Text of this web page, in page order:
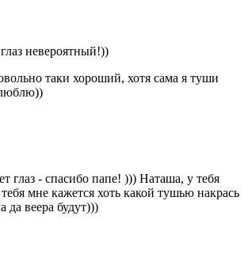
невероятный!))
таки хороший, хотя сама я туши
глаз - спасибо папе! ))) Наташа, у тебя
мне кажется хоть какой тушью накрась
да веера будут)))